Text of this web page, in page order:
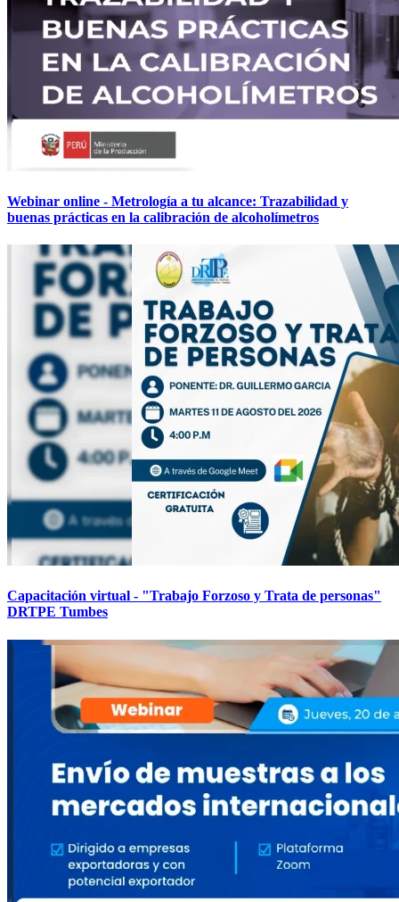
Webinar online - Metrología a tu alcance: Trazabilidad y
buenas prácticas en la calibración de alcoholímetros
Capacitación virtual - "Trabajo Forzoso y Trata de personas"
DRTPE Tumbes